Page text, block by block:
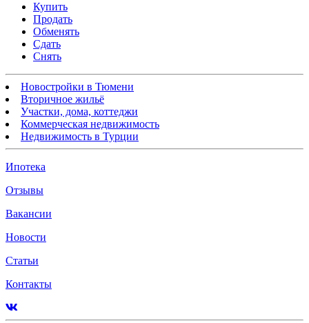
Купить
Продать
Обменять
Сдать
Снять
Новостройки в Тюмени
Вторичное жильё
Участки, дома, коттеджи
Коммерческая недвижимость
Недвижимость в Турции
Ипотека
Отзывы
Вакансии
Новости
Статьи
Контакты